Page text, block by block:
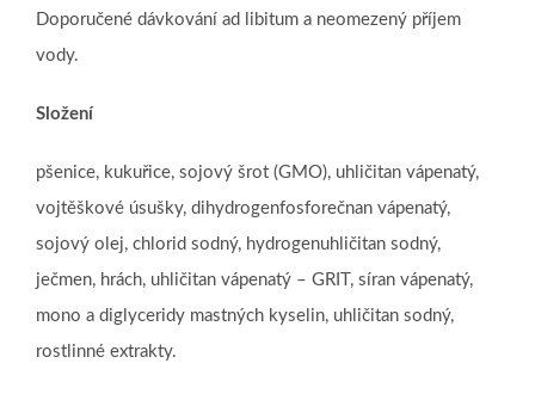
Doporučené dávkování ad libitum a neomezený příjem
vody.
Složení
pšenice, kukuřice, sojový šrot (GMO), uhličitan vápenatý,
vojtěškové úsušky, dihydrogenfosforečnan vápenatý,
sojový olej, chlorid sodný, hydrogenuhličitan sodný,
ječmen, hrách, uhličitan vápenatý – GRIT, síran vápenatý,
mono a diglyceridy mastných kyselin, uhličitan sodný,
rostlinné extrakty.